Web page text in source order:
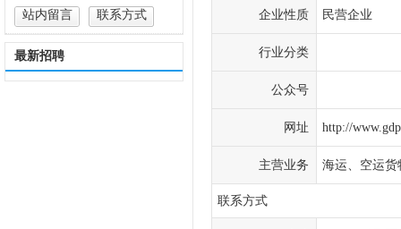
站内留言 联系方式
最新招聘
企业性质 民营企业
行业分类
公众号
网址 http://
主营业务 海运、空运
联系方式